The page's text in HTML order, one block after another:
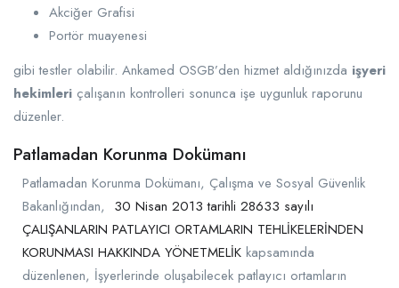
Akciğer Grafisi
Portör muayenesi
gibi testler olabilir. Ankamed OSGB’den hizmet aldığınızda işyeri
hekimleri çalışanın kontrolleri sonunca işe uygunluk raporunu
düzenler.
Patlamadan Korunma Dokümanı
Patlamadan Korunma Dokümanı, Çalışma ve Sosyal Güvenlik
Bakanlığından, 30 Nisan 2013 tarihli 28633 sayılı
ÇALIŞANLARIN PATLAYICI ORTAMLARIN TEHLİKELERİNDEN
KORUNMASI HAKKINDA YÖNETMELİK kapsamında
düzenlenen, İşyerlerinde oluşabilecek patlayıcı ortamların